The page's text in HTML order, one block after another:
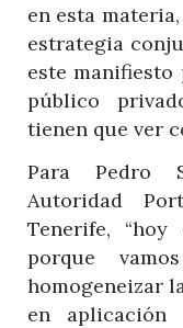
en esta
estrategia
este
público
tienen que ver
Para Pedro
Autoridad
Tenerife,
porque
homogeneizar
en